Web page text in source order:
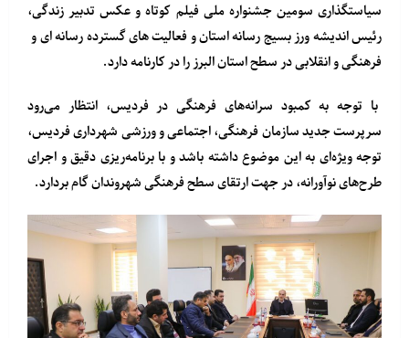
سیاستگذاری سومین جشنواره ملی فیلم کوتاه و عکس تدبیر زندگی،
رئیس اندیشه ورز بسیج رسانه استان و فعالیت های گسترده رسانه ای و
فرهنگی و انقلابی در سطح استان البرز را در کارنامه دارد.
با توجه به کمبود سرانه‌های فرهنگی در فردیس، انتظار می‌رود
سرپرست جدید سازمان فرهنگی، اجتماعی و ورزشی شهرداری فردیس،
توجه ویژه‌ای به این موضوع داشته باشد و با برنامه‌ریزی دقیق و اجرای
طرح‌های نوآورانه، در جهت ارتقای سطح فرهنگی شهروندان گام بردارد.